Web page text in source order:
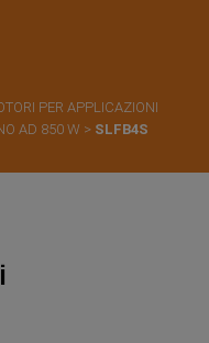
PER APPLICAZIONI
AD 850 W > SLFB4S